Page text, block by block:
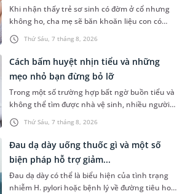
Thứ Sáu, 7 tháng 8, 2026
Khi nhận thấy trẻ sơ sinh có đờm ở cổ nhưng
không ho, cha mẹ sẽ băn khoăn liệu con có
đang mắc bệnh đường hô hấp hay không.
Những chia sẻ dưới đây sẽ giúp ch...
Thứ Sáu, 7 tháng 8, 2026
Cách bấm huyệt nhịn tiểu và những
mẹo nhỏ bạn đừng bỏ lỡ
Trong một số trường hợp bất ngờ buồn tiểu và
không thể tìm được nhà vệ sinh, nhiều người
đã áp dụng phương pháp bấm huyệt nhịn tiểu.
Vậy cách bấm huyệt nhịn...
Đau dạ dày uống thuốc gì và một số
biện pháp hỗ trợ giảm...
Đau dạ dày có thể là biểu hiện của tình trạng
nhiễm H. pylori hoặc bệnh lý về đường tiêu hoá